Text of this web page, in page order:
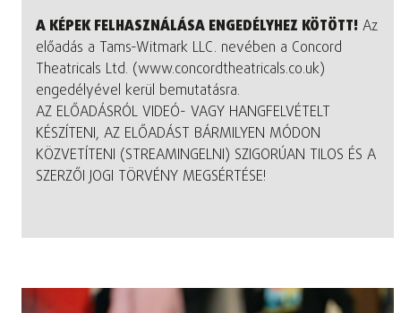
A KÉPEK FELHASZNÁLÁSA ENGEDÉLYHEZ KÖTÖTT! Az
előadás a Tams-Witmark LLC. nevében a Concord
Theatricals Ltd. (www.concordtheatricals.co.uk)
engedélyével kerül bemutatásra.
AZ ELŐADÁSRÓL VIDEÓ- VAGY HANGFELVÉTELT
KÉSZÍTENI, AZ ELŐADÁST BÁRMILYEN MÓDON
KÖZVETÍTENI (STREAMINGELNI) SZIGORÚAN TILOS ÉS A
SZERZŐI JOGI TÖRVÉNY MEGSÉRTÉSE!